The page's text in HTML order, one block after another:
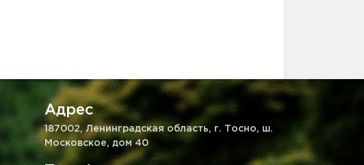
Адрес
187002, Ленинградская область, г. Тосно, ш.
Московское, дом 40